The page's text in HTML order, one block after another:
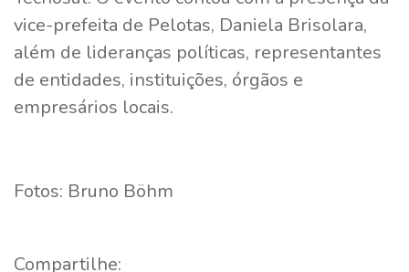
vice-prefeita de Pelotas, Daniela Brisolara,
além de lideranças políticas, representantes
de entidades, instituições, órgãos e
empresários locais.
Fotos: Bruno Böhm
Compartilhe: